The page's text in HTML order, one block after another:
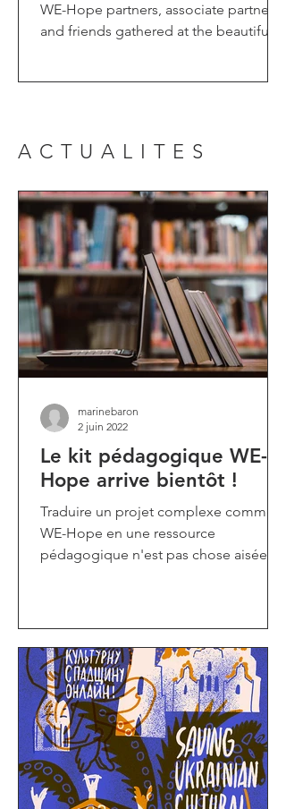
WE-Hope partners, associate partners
and friends gathered at the beautiful
ACTUALITES
Le kit pédagogique WE-
Hope arrive bientôt !
Traduire un projet complexe comme
WE-Hope en une ressource
pédagogique n'est pas chose aisée.
marinebaron
2 juin 2022